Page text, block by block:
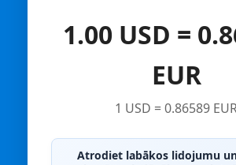
1.00 USD =
EUR
1 USD = 0.86589
Atrodiet labākos lidojumu